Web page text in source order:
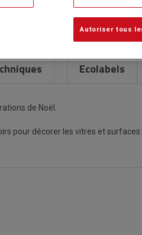
Caractéristiques techniques
de Noël.
pour décorer les vitres et surfaces
Ecolabels
Autoriser tous